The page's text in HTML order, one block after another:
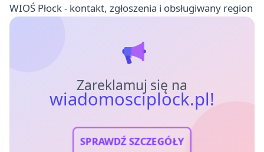
WIOŚ Płock - kontakt, zgłoszenia i obsługiwany region
Zareklamuj się na
wiadomosciplock.pl!
SPRAWDŹ SZCZEGÓŁY